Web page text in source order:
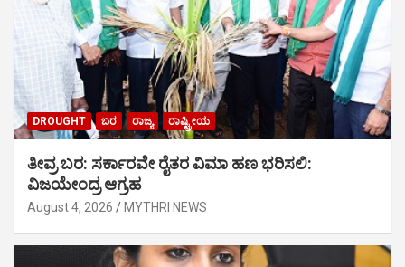
DROUGHT ಬರ ರಾಜ್ಯ ರಾಷ್ಟ್ರೀಯ
ತೀವ್ರ ಬರ: ಸರ್ಕಾರವೇ ರೈತರ ವಿಮಾ ಹಣ ಭರಿಸಲಿ:
ವಿಜಯೇಂದ್ರ ಆಗ್ರಹ
August 4, 2026 MYTHRI NEWS